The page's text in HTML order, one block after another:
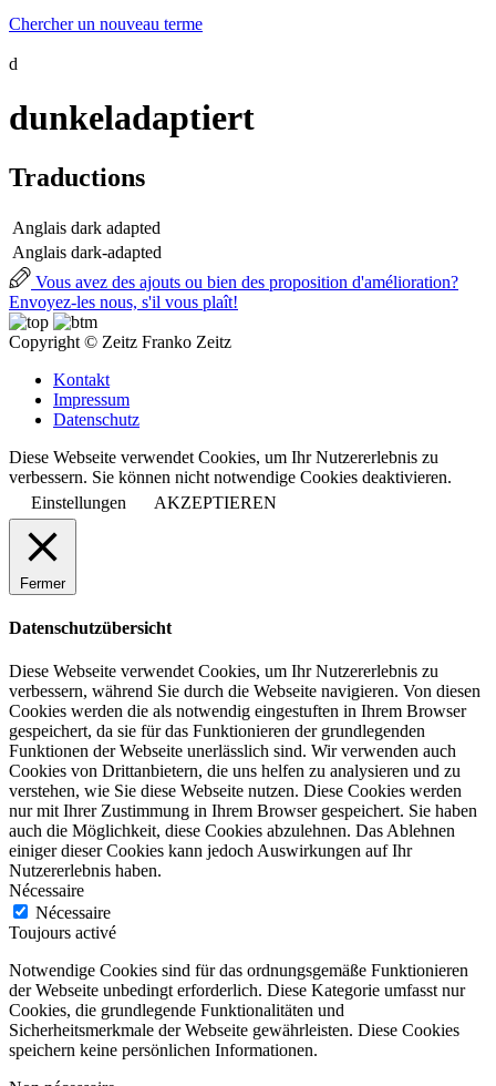
Chercher un nouveau terme
d
dunkeladaptiert
Traductions
Anglais dark adapted
Anglais dark-adapted
Vous avez des ajouts ou bien des proposition d'amélioration?
Envoyez-les nous, s'il vous plaît!
Copyright © Zeitz Franko Zeitz
Kontakt
Impressum
Datenschutz
Diese Webseite verwendet Cookies, um Ihr Nutzererlebnis zu
verbessern. Sie können nicht notwendige Cookies deaktivieren.
Einstellungen
AKZEPTIEREN
Fermer
Datenschutzübersicht
Diese Webseite verwendet Cookies, um Ihr Nutzererlebnis zu
verbessern, während Sie durch die Webseite navigieren. Von diesen
Cookies werden die als notwendig eingestuften in Ihrem Browser
gespeichert, da sie für das Funktionieren der grundlegenden
Funktionen der Webseite unerlässlich sind. Wir verwenden auch
Cookies von Drittanbietern, die uns helfen zu analysieren und zu
verstehen, wie Sie diese Webseite nutzen. Diese Cookies werden
nur mit Ihrer Zustimmung in Ihrem Browser gespeichert. Sie haben
auch die Möglichkeit, diese Cookies abzulehnen. Das Ablehnen
einiger dieser Cookies kann jedoch Auswirkungen auf Ihr
Nutzererlebnis haben.
Nécessaire
Nécessaire
Toujours activé
Notwendige Cookies sind für das ordnungsgemäße Funktionieren
der Webseite unbedingt erforderlich. Diese Kategorie umfasst nur
Cookies, die grundlegende Funktionalitäten und
Sicherheitsmerkmale der Webseite gewährleisten. Diese Cookies
speichern keine persönlichen Informationen.